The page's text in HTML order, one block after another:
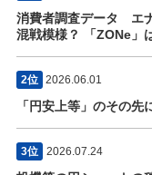
消費者調査データ エ
混戦模様？ 「ZONe」
2位 2026.06.01
「円安上等」のその先
3位 2026.07.24